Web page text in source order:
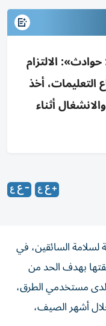
الالتزام
التعليمات، أخذ
أثناء
أساسية لسلامة السائقين، في
بهدف الحد من
لدى مستخدمي الطرق،
أشهر الصيف،